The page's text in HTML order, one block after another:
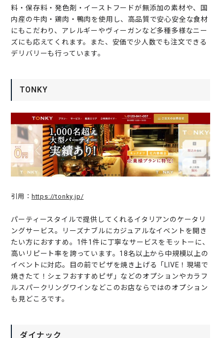
料・保存料・発色剤・イーストフードが無添加の素材や、国
内産の牛肉・鶏肉・鴨肉を使用し、高品質で安心安全な食材
にもこだわり、アレルギーやヴィーガンなど多種多様なニー
ズにも応えてくれます。また、安価で少人数でも注文できる
デリバリーも行っています。
TONKY
引用： https://tonky.jp/
パーティースタイルで提供してくれるイタリアンのケータリ
ングサービス。リーズナブルにカジュアルなイベントを開き
たい方におすすめ。1件1件に丁寧なサービスをモットーに、
高いリピート率を誇っています。18名以上から中規模以上の
イベントに対応。目の前でピザを焼き上げる「LIVE！現場で
焼きたて！シェフおすすめピザ」などのオプションやカラフ
ルスパークリングワインなどこのお店ならではのオプション
も見どころです。
ダイナック